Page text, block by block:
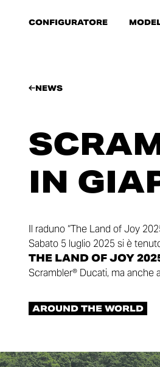
CONFIGURATORE
NEWS
IN
Il raduno “The Land of Joy
Sabato 5 luglio 2025 si è
THE LAND OF JOY
Scrambler® Ducati, ma anche
AROUND THE WORLD